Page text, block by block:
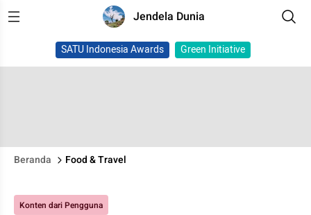
Jendela Dunia
SATU Indonesia Awards Green Initiative
Beranda Food & Travel
Konten dari Pengguna